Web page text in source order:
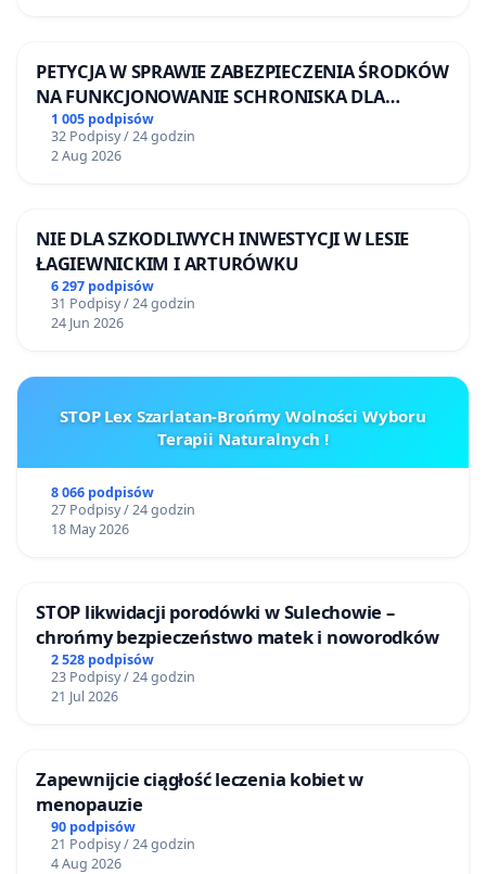
PETYCJA W SPRAWIE ZABEZPIECZENIA ŚRODKÓW
NA FUNKCJONOWANIE SCHRONISKA DLA
BEZDOMNYCH ZWIERZĄT W SKARYSZEWIE
1 005 podpisów
32 Podpisy / 24 godzin
2 Aug 2026
NIE DLA SZKODLIWYCH INWESTYCJI W LESIE
ŁAGIEWNICKIM I ARTURÓWKU
6 297 podpisów
31 Podpisy / 24 godzin
24 Jun 2026
STOP Lex Szarlatan-Brońmy Wolności Wyboru
Terapii Naturalnych !
8 066 podpisów
27 Podpisy / 24 godzin
18 May 2026
STOP likwidacji porodówki w Sulechowie –
chrońmy bezpieczeństwo matek i noworodków
2 528 podpisów
23 Podpisy / 24 godzin
21 Jul 2026
Zapewnijcie ciągłość leczenia kobiet w
menopauzie
90 podpisów
21 Podpisy / 24 godzin
4 Aug 2026